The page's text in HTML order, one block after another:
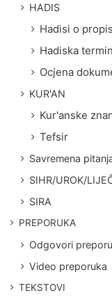
HADIS
Hadisi o
Hadiska
Ocjena
KUR'AN
Kur'anske
Tefsir
Savremena
SIHR/UROK/
SIRA
PREPORUKA
Odgovori
Video preporuka
TEKSTOVI